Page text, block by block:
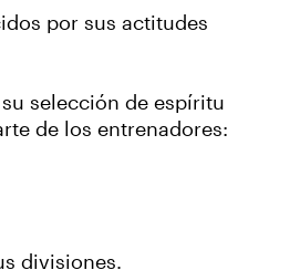
por sus actitudes
selección de espíritu
de los entrenadores:
divisiones.